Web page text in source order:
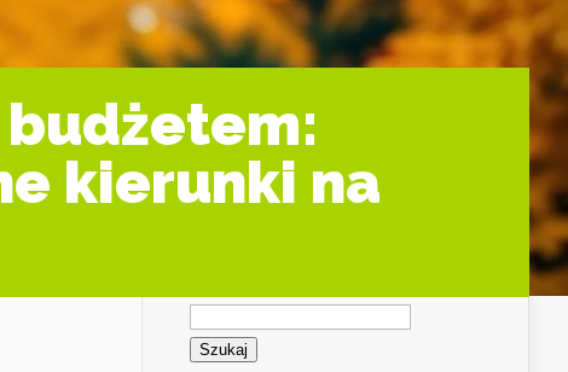
budżetem:
kierunki na
Szukaj: